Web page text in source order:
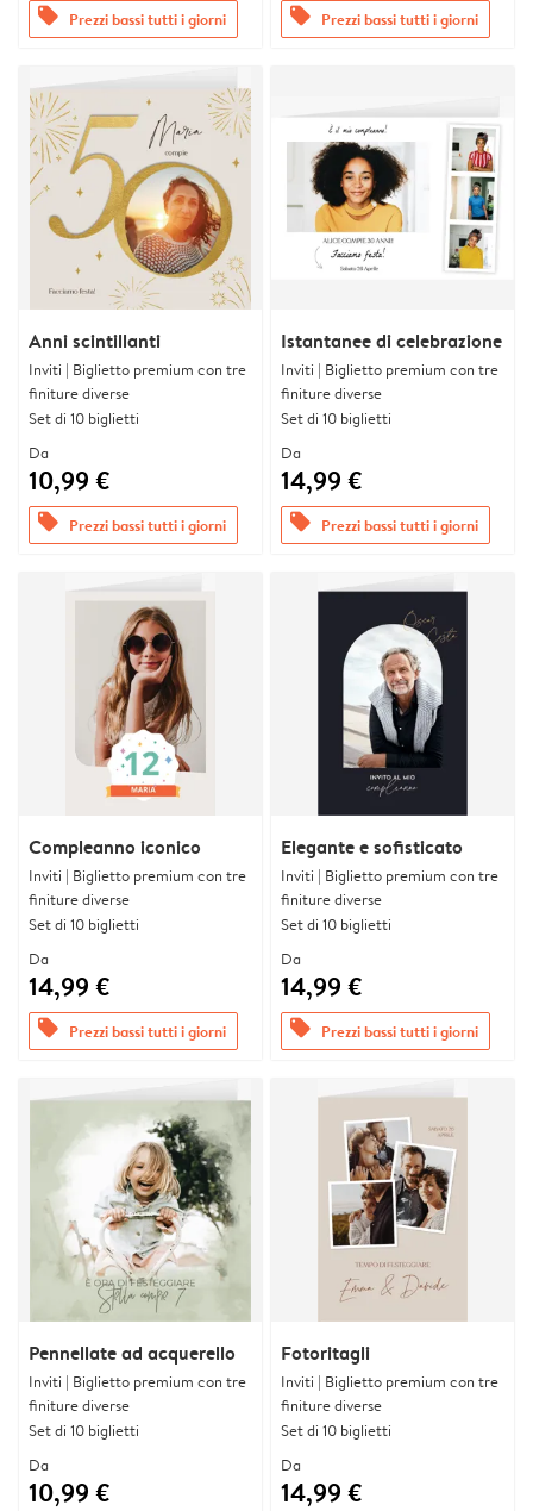
offers Prezzi bassi tutti i giorni offers Prezzi bassi tutti i giorni
Anni scintillanti
Inviti | Biglietto premium con tre
finiture diverse
Set di 10 biglietti
Da
10,99 €
offers Prezzi bassi tutti i giorni
Istantanee di celebrazione
Inviti | Biglietto premium con tre
finiture diverse
Set di 10 biglietti
Da
14,99 €
offers Prezzi bassi tutti i giorni
Compleanno iconico
Inviti | Biglietto premium con tre
finiture diverse
Set di 10 biglietti
Da
14,99 €
offers Prezzi bassi tutti i giorni
Elegante e sofisticato
Inviti | Biglietto premium con tre
finiture diverse
Set di 10 biglietti
Da
14,99 €
offers Prezzi bassi tutti i giorni
Pennellate ad acquerello
Inviti | Biglietto premium con tre
finiture diverse
Set di 10 biglietti
Da
10,99 €
Fotoritagli
Inviti | Biglietto premium con tre
finiture diverse
Set di 10 biglietti
Da
14,99 €